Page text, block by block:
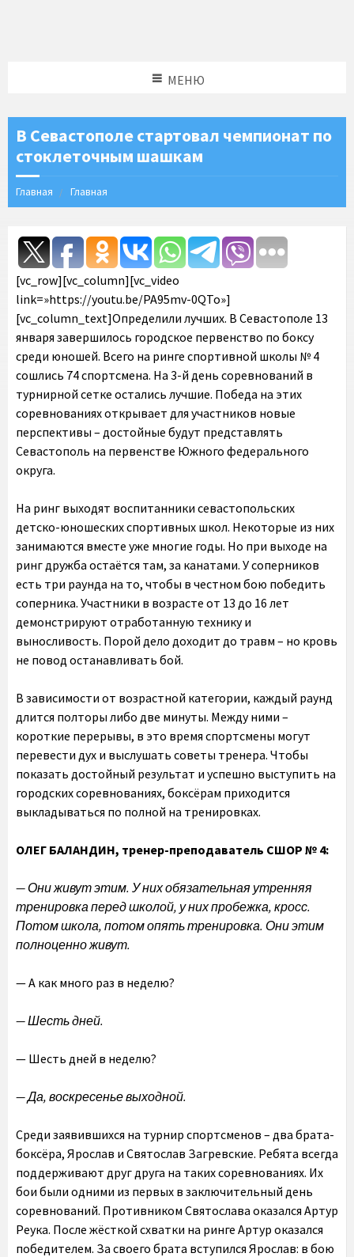
МЕНЮ
В Севастополе стартовал чемпионат по
стоклеточным шашкам
Главная Главная
[vc_row][vc_column][vc_video
link=»https://youtu.be/PA95mv-0QTo»]
[vc_column_text]Определили лучших. В Севастополе 13
января завершилось городское первенство по боксу
среди юношей. Всего на ринге спортивной школы № 4
сошлись 74 спортсмена. На 3-й день соревнований в
турнирной сетке остались лучшие. Победа на этих
соревнованиях открывает для участников новые
перспективы – достойные будут представлять
Севастополь на первенстве Южного федерального
округа.
На ринг выходят воспитанники севастопольских
детско-юношеских спортивных школ. Некоторые из них
занимаются вместе уже многие годы. Но при выходе на
ринг дружба остаётся там, за канатами. У соперников
есть три раунда на то, чтобы в честном бою победить
соперника. Участники в возрасте от 13 до 16 лет
демонстрируют отработанную технику и
выносливость. Порой дело доходит до травм – но кровь
не повод останавливать бой.
В зависимости от возрастной категории, каждый раунд
длится полторы либо две минуты. Между ними –
короткие перерывы, в это время спортсмены могут
перевести дух и выслушать советы тренера. Чтобы
показать достойный результат и успешно выступить на
городских соревнованиях, боксёрам приходится
выкладываться по полной на тренировках.
ОЛЕГ БАЛАНДИН, тренер-преподаватель СШОР № 4:
— Они живут этим. У них обязательная утренняя
тренировка перед школой, у них пробежка, кросс.
Потом школа, потом опять тренировка. Они этим
полноценно живут.
— А как много раз в неделю?
— Шесть дней.
— Шесть дней в неделю?
— Да, воскресенье выходной.
Среди заявившихся на турнир спортсменов – два брата-
боксёра, Ярослав и Святослав Загревские. Ребята всегда
поддерживают друг друга на таких соревнованиях. Их
бои были одними из первых в заключительный день
соревнований. Противником Святослава оказался Артур
Реука. После жёсткой схватки на ринге Артур оказался
победителем. За своего брата вступился Ярослав: в бою